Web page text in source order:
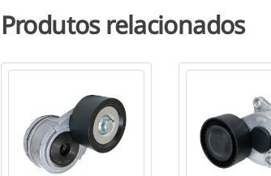
Produtos relacionados